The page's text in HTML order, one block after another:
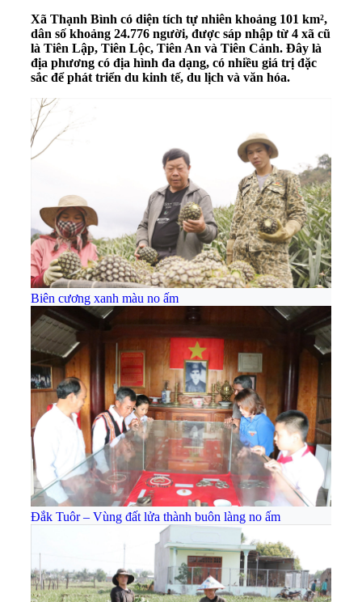
Xã Thạnh Bình có diện tích tự nhiên khoảng 101 km²,
dân số khoảng 24.776 người, được sáp nhập từ 4 xã cũ
là Tiên Lập, Tiên Lộc, Tiên An và Tiên Cảnh. Đây là
địa phương có địa hình đa dạng, có nhiều giá trị đặc
sắc để phát triển du kinh tế, du lịch và văn hóa.
Biên cương xanh màu no ấm
Đắk Tuôr – Vùng đất lửa thành buôn làng no ấm